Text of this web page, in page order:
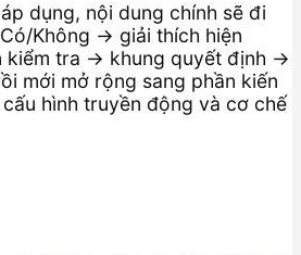
dụng, nội dung chính sẽ đi
Không → giải thích hiện
tra → khung quyết định →
mới mở rộng sang phần kiến
hình truyền động và cơ chế